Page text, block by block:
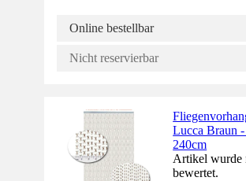
Online bestellbar
Nicht reservierbar
Lucca Braun
240cm
Artikel wurde
bewertet.